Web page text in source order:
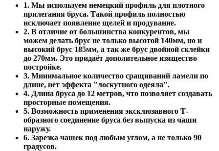
1. Мы используем немецкий профиль для плотного
прилегания бруса. Такой профиль полностью
исключает появление щелей и продувание.
2. В отличие от большинства конкурентов, мы
можем делать брус не только высотой 140мм, но и
высокий брус 185мм, а так же брус двойной склейки
до 270мм. Это придаёт дополительное изящество
постройке.
3. Минимальное количество сращиваний ламели по
длине, нет эффекта "лоскутного одеяла".
4. Длина бруса до 12 метров, что позволяет создавать
просторные помещения.
5. Возможность применения эксклюзивного Т-
образного соединение бруса без выпуска из чаши
наружу.
6. Зарезка чашек под любым углом, а не только 90
градусов.